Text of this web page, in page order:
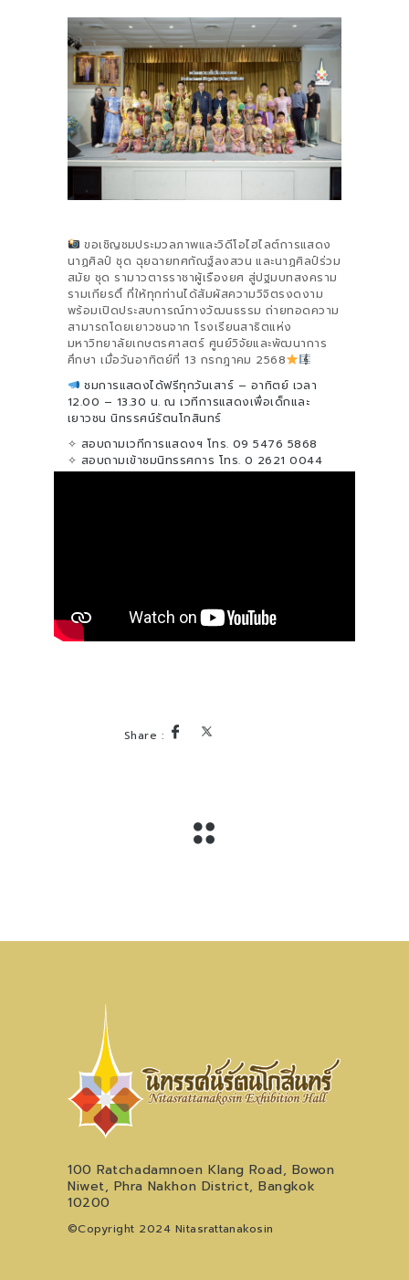
ขอเชิญชมประมวลภาพและวิดีโอไฮไลต์การแสดง
นาฏศิลป์ ชุด ฉุยฉายทศกัณฐ์ลงสวน และนาฏศิลป์ร่วม
สมัย ชุด รามาวตารราชาผู้เรืองยศ สู่ปฐมบทสงคราม
รามเกียรติ์ ที่ให้ทุกท่านได้สัมผัสความวิจิตรงดงาม
พร้อมเปิดประสบการณ์ทางวัฒนธรรม ถ่ายทอดความ
สามารถโดยเยาวชนจาก โรงเรียนสาธิตแห่ง
มหาวิทยาลัยเกษตรศาสตร์ ศูนย์วิจัยและพัฒนาการ
ศึกษา เมื่อวันอาทิตย์ที่ 13 กรกฎาคม 2568
ชมการแสดงได้ฟรีทุกวันเสาร์ – อาทิตย์ เวลา
12.00 – 13.30 น. ณ เวทีการแสดงเพื่อเด็กและ
เยาวชน นิทรรศน์รัตนโกสินทร์
✧ สอบถามเวทีการแสดงฯ โทร. 09 5476 5868
✧ สอบถามเข้าชมนิทรรศการ โทร. 0 2621 0044
100 Ratchadamnoen Klang Road, Bowon
Niwet, Phra Nakhon District, Bangkok
10200
©Copyright 2024 Nitasrattanakosin